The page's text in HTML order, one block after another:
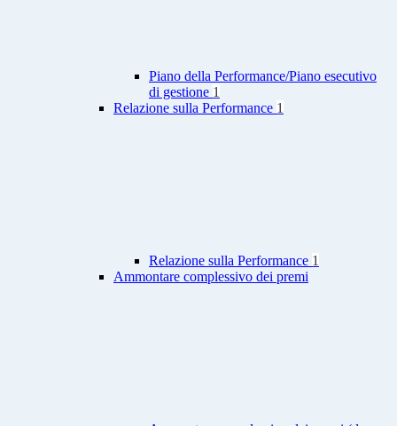
Piano della Performance/Piano esecutivo
di gestione 1
Relazione sulla Performance 1
Relazione sulla Performance 1
Ammontare complessivo dei premi